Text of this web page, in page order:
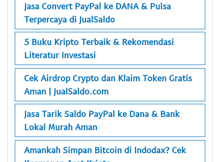
Jasa Convert PayPal ke DANA & Pulsa
Terpercaya di JualSaldo
5 Buku Kripto Terbaik & Rekomendasi
Literatur Investasi
Cek Airdrop Crypto dan Klaim Token Gratis
Aman | JualSaldo.com
Jasa Tarik Saldo PayPal ke Dana & Bank
Lokal Murah Aman
Amankah Simpan Bitcoin di Indodax? Cek